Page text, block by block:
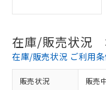
在庫/販売状況
在庫/販売状況 ご利用条
販売状況 販売